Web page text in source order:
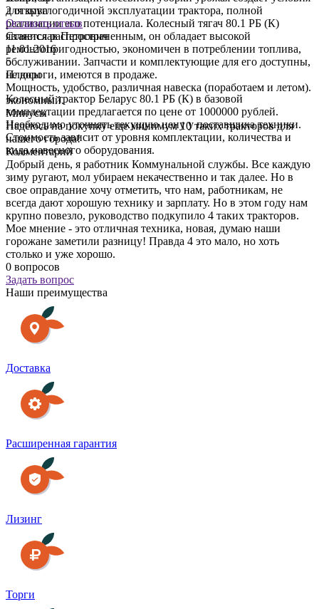
для круглогодичной эксплуатации трактора, полной
реализации его потенциала. Колесный тягач 80.1 РБ (К)
является распространенным, он обладает высокой
ремонтопригодностью, экономичен в потреблении топлива,
обслуживании. Запчасти и комплектующие для его доступны,
не дороги, имеются в продаже.
Колесный трактор Беларус 80.1 РБ (К) в базовой
комплектации предлагается по цене от 1000000 рублей.
Необходимо уточнять текущую цену у поставщика техники.
Стоимость зависит от уровня комплектации, количества и
вида навесного оборудования.
2 отзыва
Оставить отзыв
Станислав Петрович
11.01.2016
5
Плюсы
Мощность, удобство, различная навеска (поработаем и летом).
экономный.
Минусы
Надеюсь на покупку еще минимум 10 таких тракторов для
нашего города!
Комментарий
Добрый день, я работник Коммунальной службы. Все каждую
зиму ругают, мол убираем некачественно и так далее. Но в
свое оправдание хочу отметить, что нам, работникам, не
всегда дают хорошую технику и зарплату. Но в этом году нам
крупно повезло, руководство подкупило 4 таких тракторов.
Мое мнение - это отличная техника, новая, думаю наши
горожане заметили разницу! Правда 4 это мало, но хоть
столько и уже хорошо.
0 вопросов
Задать вопрос
Наши преимущества
Доставка
Расширенная гарантия
Лизинг
Торги